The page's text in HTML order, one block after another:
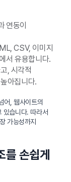
연동이
CSV, 이미지
서 유용합니다.
, 시각적
아집니다.
어, 웹사이트의
있습니다. 따라서
가능성까지
를 손쉽게